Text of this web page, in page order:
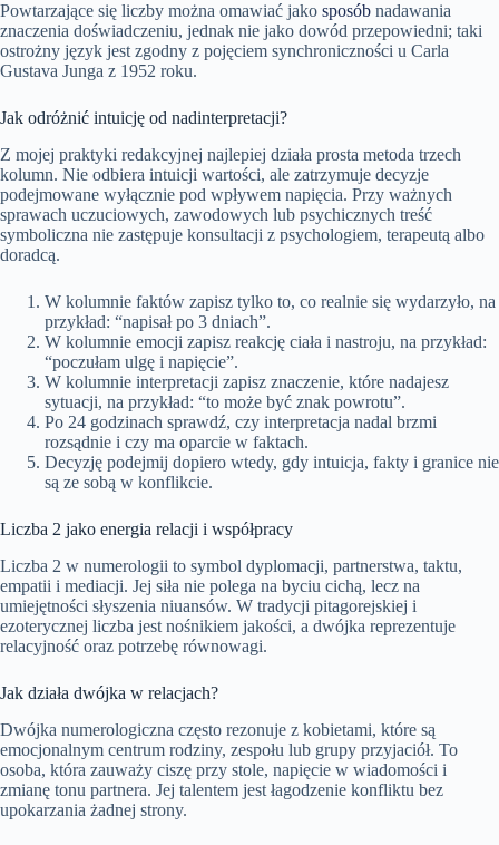
Powtarzające się liczby można omawiać jako sposób nadawania
znaczenia doświadczeniu, jednak nie jako dowód przepowiedni; taki
ostrożny język jest zgodny z pojęciem synchroniczności u Carla
Gustava Junga z 1952 roku.
Jak odróżnić intuicję od nadinterpretacji?
Z mojej praktyki redakcyjnej najlepiej działa prosta metoda trzech
kolumn. Nie odbiera intuicji wartości, ale zatrzymuje decyzje
podejmowane wyłącznie pod wpływem napięcia. Przy ważnych
sprawach uczuciowych, zawodowych lub psychicznych treść
symboliczna nie zastępuje konsultacji z psychologiem, terapeutą albo
doradcą.
W kolumnie faktów zapisz tylko to, co realnie się wydarzyło, na
przykład: “napisał po 3 dniach”.
W kolumnie emocji zapisz reakcję ciała i nastroju, na przykład:
“poczułam ulgę i napięcie”.
W kolumnie interpretacji zapisz znaczenie, które nadajesz
sytuacji, na przykład: “to może być znak powrotu”.
Po 24 godzinach sprawdź, czy interpretacja nadal brzmi
rozsądnie i czy ma oparcie w faktach.
Decyzję podejmij dopiero wtedy, gdy intuicja, fakty i granice nie
są ze sobą w konflikcie.
Liczba 2 jako energia relacji i współpracy
Liczba 2 w numerologii to symbol dyplomacji, partnerstwa, taktu,
empatii i mediacji. Jej siła nie polega na byciu cichą, lecz na
umiejętności słyszenia niuansów. W tradycji pitagorejskiej i
ezoterycznej liczba jest nośnikiem jakości, a dwójka reprezentuje
relacyjność oraz potrzebę równowagi.
Jak działa dwójka w relacjach?
Dwójka numerologiczna często rezonuje z kobietami, które są
emocjonalnym centrum rodziny, zespołu lub grupy przyjaciół. To
osoba, która zauważy ciszę przy stole, napięcie w wiadomości i
zmianę tonu partnera. Jej talentem jest łagodzenie konfliktu bez
upokarzania żadnej strony.